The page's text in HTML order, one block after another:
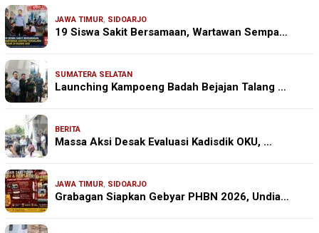
JAWA TIMUR, SIDOARJO
19 Siswa Sakit Bersamaan, Wartawan Sempa…
SUMATERA SELATAN
Launching Kampoeng Badah Bejajan Talang …
BERITA
Massa Aksi Desak Evaluasi Kadisdik OKU, …
JAWA TIMUR, SIDOARJO
Grabagan Siapkan Gebyar PHBN 2026, Undia…